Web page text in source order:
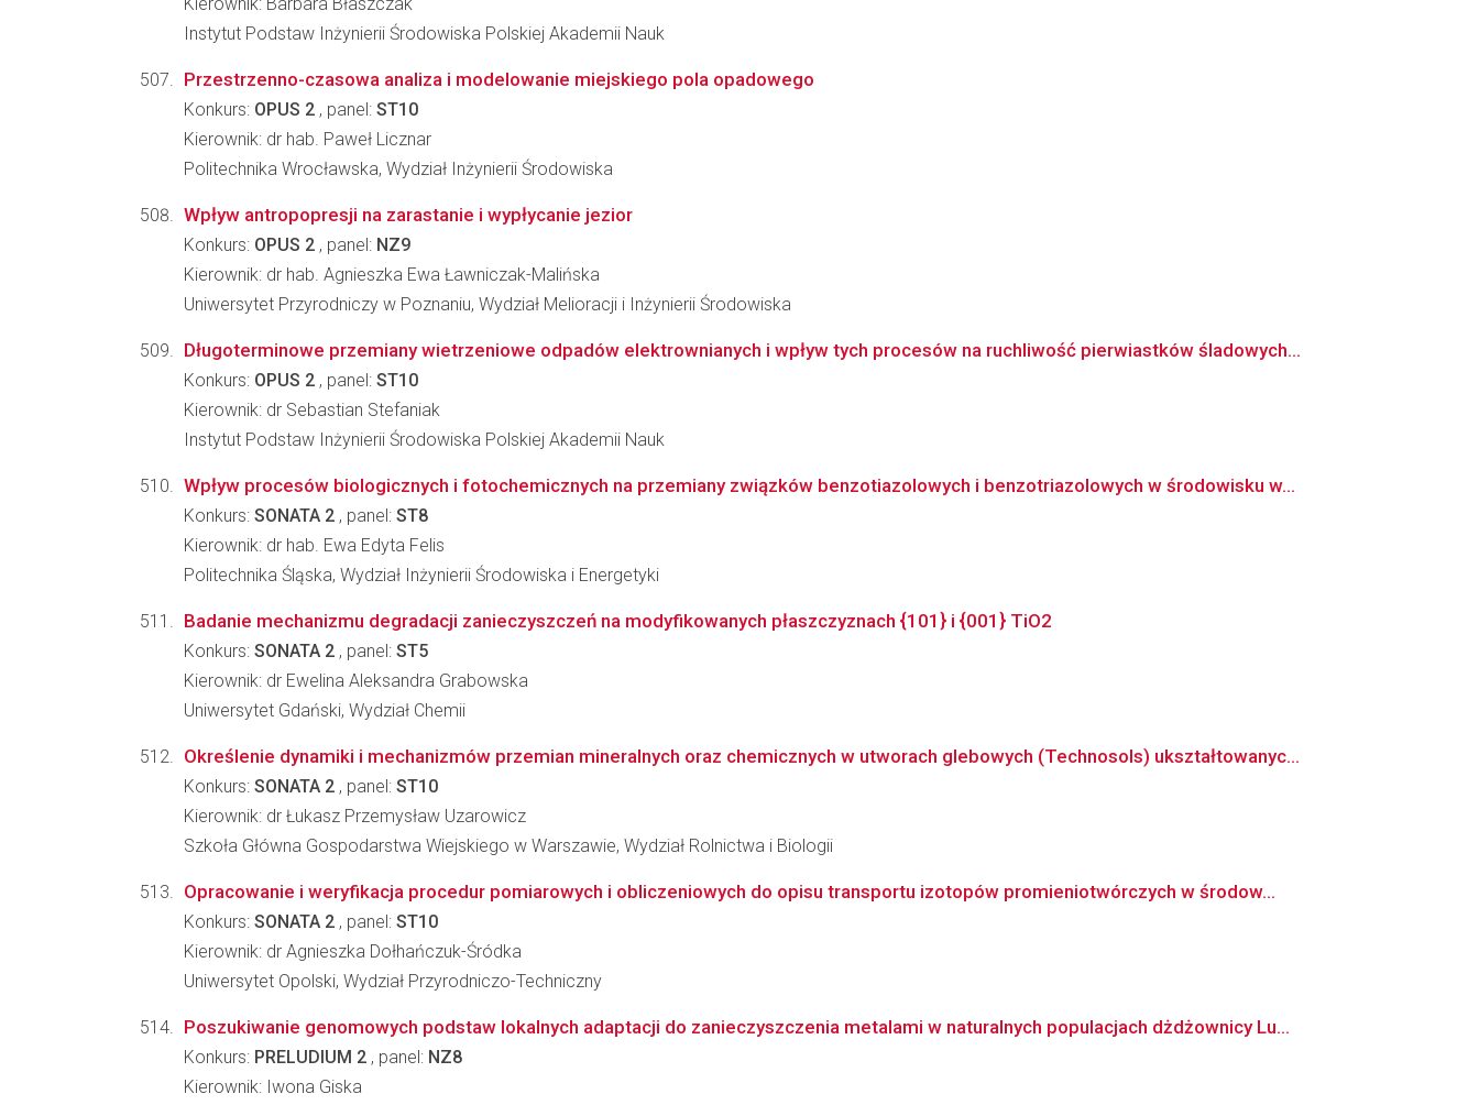
Instytut Podstaw Inżynierii Środowiska Polskiej Akademii Nauk
Przestrzenno-czasowa analiza i modelowanie miejskiego pola opadowego
Konkurs: OPUS 2 , panel: ST10
Kierownik: dr hab. Paweł Licznar
Politechnika Wrocławska, Wydział Inżynierii Środowiska
Wpływ antropopresji na zarastanie i wypłycanie jezior
Konkurs: OPUS 2 , panel: NZ9
Kierownik: dr hab. Agnieszka Ewa Ławniczak-Malińska
Uniwersytet Przyrodniczy w Poznaniu, Wydział Melioracji i Inżynierii Środowiska
Długoterminowe przemiany wietrzeniowe odpadów elektrownianych i wpływ tych procesów na ruchliwość pierwiastków śladowych...
Konkurs: OPUS 2 , panel: ST10
Kierownik: dr Sebastian Stefaniak
Instytut Podstaw Inżynierii Środowiska Polskiej Akademii Nauk
Wpływ procesów biologicznych i fotochemicznych na przemiany związków benzotiazolowych i benzotriazolowych w środowisku w...
Konkurs: SONATA 2 , panel: ST8
Kierownik: dr hab. Ewa Edyta Felis
Politechnika Śląska, Wydział Inżynierii Środowiska i Energetyki
Badanie mechanizmu degradacji zanieczyszczeń na modyfikowanych płaszczyznach {101} i {001} TiO2
Konkurs: SONATA 2 , panel: ST5
Kierownik: dr Ewelina Aleksandra Grabowska
Uniwersytet Gdański, Wydział Chemii
Określenie dynamiki i mechanizmów przemian mineralnych oraz chemicznych w utworach glebowych (Technosols) ukształtowanyc...
Konkurs: SONATA 2 , panel: ST10
Kierownik: dr Łukasz Przemysław Uzarowicz
Szkoła Główna Gospodarstwa Wiejskiego w Warszawie, Wydział Rolnictwa i Biologii
Opracowanie i weryfikacja procedur pomiarowych i obliczeniowych do opisu transportu izotopów promieniotwórczych w środow...
Konkurs: SONATA 2 , panel: ST10
Kierownik: dr Agnieszka Dołhańczuk-Śródka
Uniwersytet Opolski, Wydział Przyrodniczo-Techniczny
Poszukiwanie genomowych podstaw lokalnych adaptacji do zanieczyszczenia metalami w naturalnych populacjach dżdżownicy Lu...
Konkurs: PRELUDIUM 2 , panel: NZ8
Kierownik: Iwona Giska